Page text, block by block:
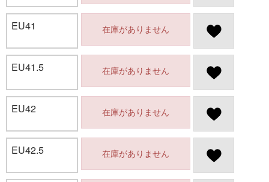
EU41 在庫がありません
EU41.5 在庫がありません
EU42 在庫がありません
EU42.5 在庫がありません